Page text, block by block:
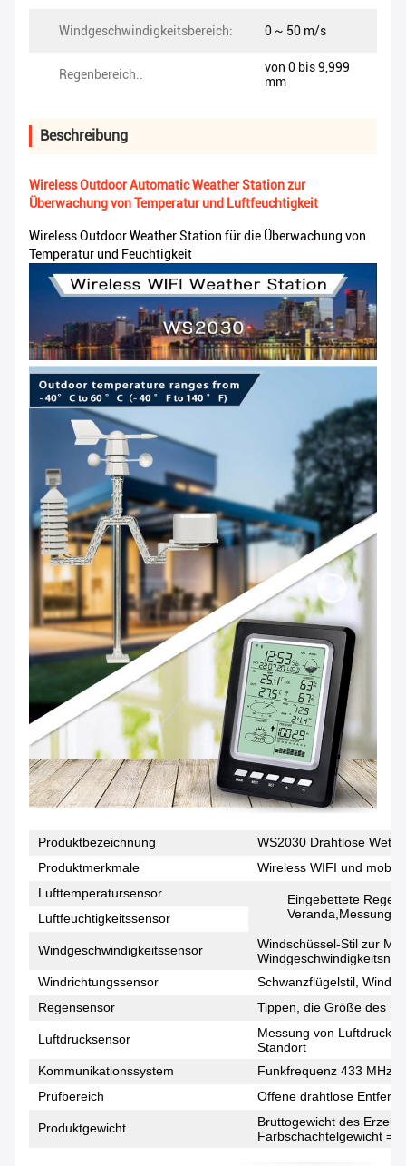
Windgeschwindigkeitsbereich: 0 ~ 50 m/s
Regenbereich::
von 0 bis 9,999
mm
Beschreibung
Wireless Outdoor Automatic Weather Station zur
Überwachung von Temperatur und Luftfeuchtigkeit
Wireless Outdoor Weather Station für die Überwachung von
Temperatur und Feuchtigkeit
Produktbezeichnung
WS2030 Drahtlose
Produktmerkmale
Wireless WIFI und
Lufttemperatursensor
Eingebettete
Veranda,Messung
Luftfeuchtigkeitssensor
Windgeschwindigkeitssensor
Windschüssel-Stil zur
Windrichtungssensor
Schwanzflügelstil,
Regensensor
Tippen, die Größe des
Luftdrucksensor
Messung von
Standort
Kommunikationssystem
Funkfrequenz 433 MHz
Prüfbereich
Offene drahtlose
Produktgewicht
Bruttogewicht des
Farbschachtelgewicht =